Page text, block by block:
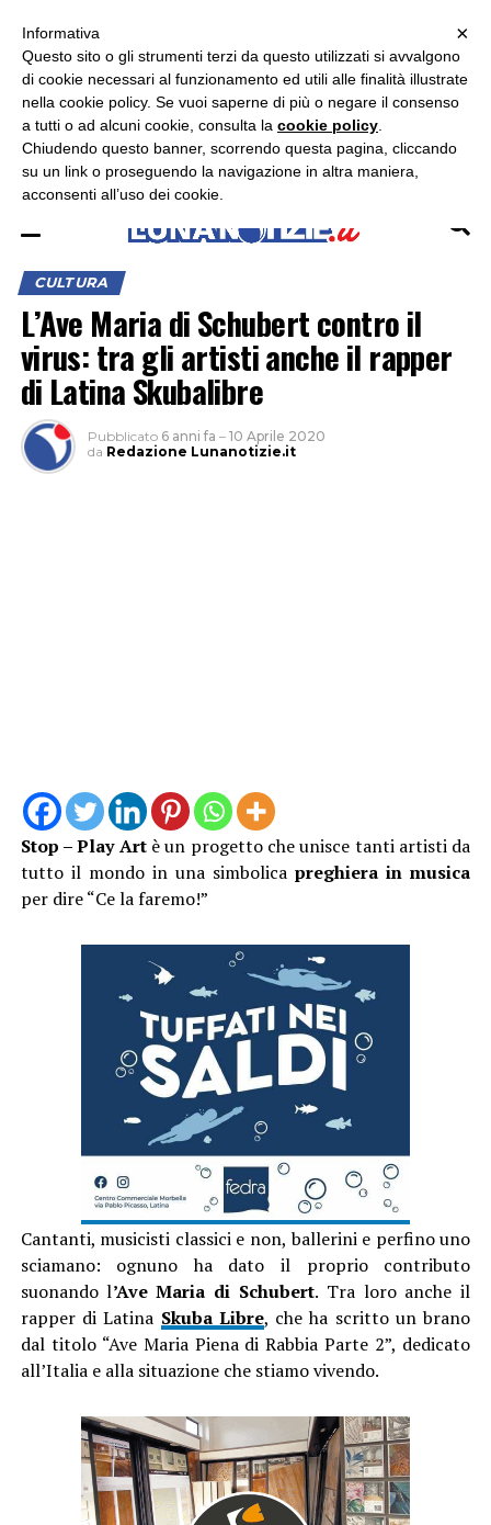
ASCOLTA RADIO LUNA
CULTURA
L’Ave Maria di Schubert contro il
virus: tra gli artisti anche il rapper
di Latina Skubalibre
Pubblicato 6 anni fa – 10 Aprile 2020
da Redazione Lunanotizie.it
Stop – Play Artè un progetto che unisce tanti artisti da
tutto il mondo in una simbolicapreghiera in musica
per dire “Ce la faremo!”
Cantanti, musicisti classici e non, ballerini e perfino uno
sciamano: ognuno ha dato il proprio contributo
suonando l’Ave Maria di Schubert. Tra loro anche il
rapper di Latina Skuba Libre, che ha scritto un brano
dal titolo “Ave Maria Piena di Rabbia Parte 2”, dedicato
all’Italia e alla situazione che stiamo vivendo.
×
×
Informativa
Questo sito o gli strumenti terzi da questo utilizzati si avvalgono
di cookie necessari al funzionamento ed utili alle finalità illustrate
nella cookie policy. Se vuoi saperne di più o negare il consenso
a tutti o ad alcuni cookie, consulta la cookie policy
Chiudendo questo banner, scorrendo questa pagina, cliccando
su un link o proseguendo la navigazione in altra maniera,
acconsenti all’uso dei cookie.